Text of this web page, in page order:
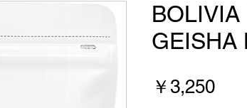
GEISHA
￥3,250価